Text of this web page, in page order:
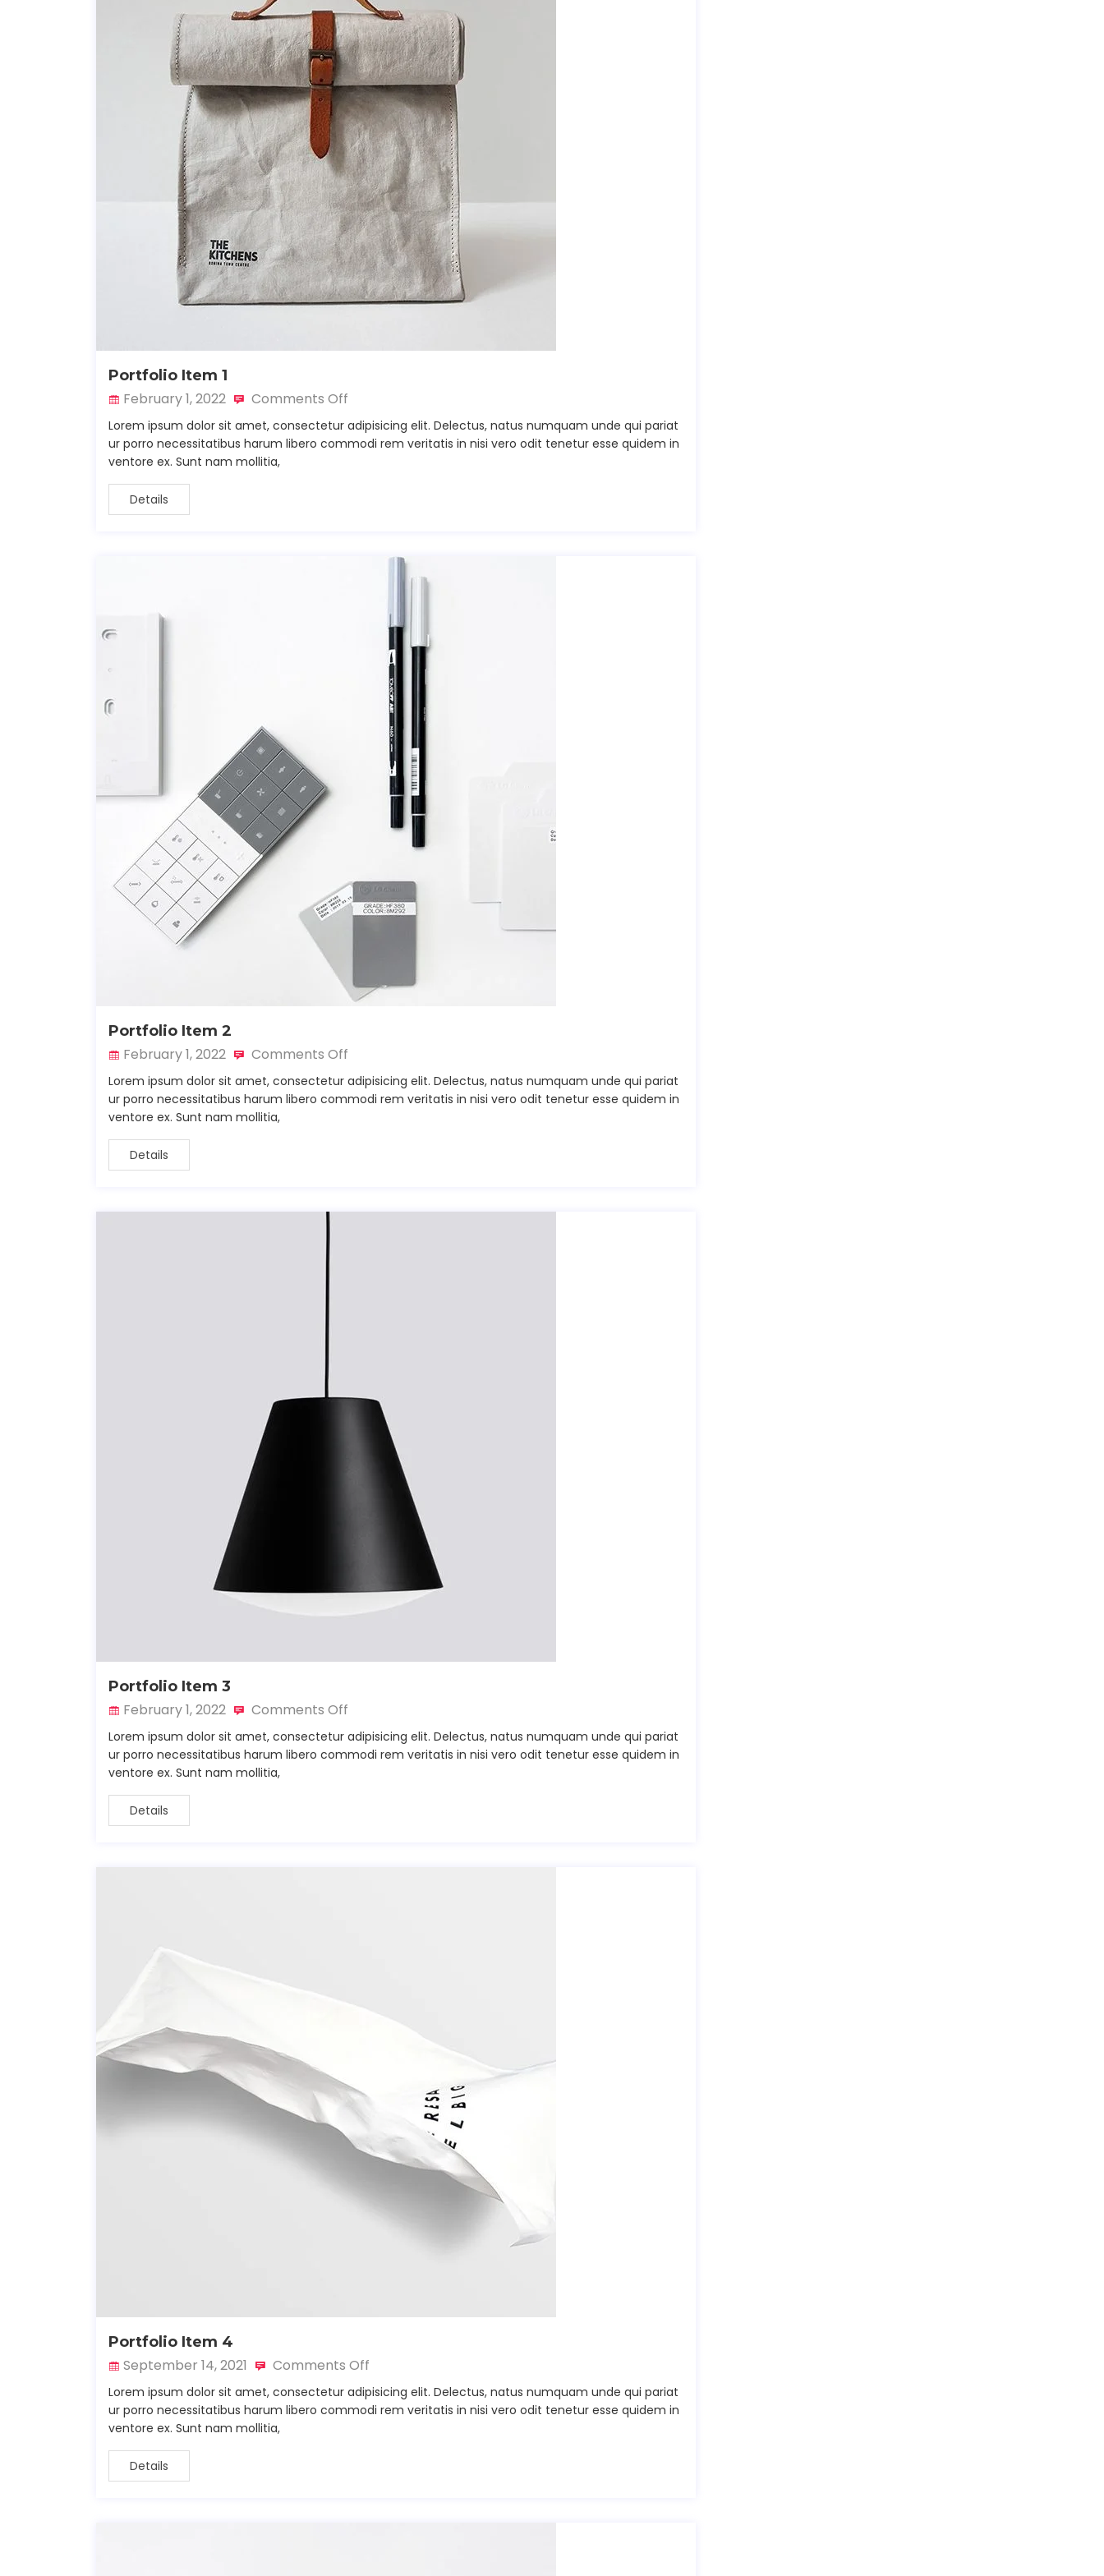
Portfolio Item 1
February 1, 2022 Comments Off
Lorem ipsum dolor sit amet, consectetur adipisicing elit. Delectus, natus numquam unde qui pariat
ur porro necessitatibus harum libero commodi rem veritatis in nisi vero odit tenetur esse quidem in
ventore ex. Sunt nam mollitia,
Details
Portfolio Item 2
February 1, 2022 Comments Off
Lorem ipsum dolor sit amet, consectetur adipisicing elit. Delectus, natus numquam unde qui pariat
ur porro necessitatibus harum libero commodi rem veritatis in nisi vero odit tenetur esse quidem in
ventore ex. Sunt nam mollitia,
Details
Portfolio Item 3
February 1, 2022 Comments Off
Lorem ipsum dolor sit amet, consectetur adipisicing elit. Delectus, natus numquam unde qui pariat
ur porro necessitatibus harum libero commodi rem veritatis in nisi vero odit tenetur esse quidem in
ventore ex. Sunt nam mollitia,
Details
Portfolio Item 4
September 14, 2021 Comments Off
Lorem ipsum dolor sit amet, consectetur adipisicing elit. Delectus, natus numquam unde qui pariat
ur porro necessitatibus harum libero commodi rem veritatis in nisi vero odit tenetur esse quidem in
ventore ex. Sunt nam mollitia,
Details